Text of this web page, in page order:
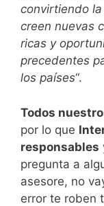
convirtiendo
creen nuevas
ricas y
precedentes
los países“.
Todos
por lo que
responsables
pregunta a
asesore, no
error te roben